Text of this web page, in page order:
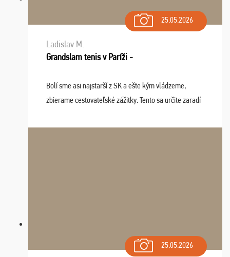
25.05.2026
Ladislav M.
Grandslam tenis v Paríži -
Bolí sme asi najstarší z SK a ešte kým vládzeme,
zbierame cestovateľské zážitky. Tento sa určite zaradí
osudu - pohodový šefík Meďo, dobrá parti ...
25.05.2026